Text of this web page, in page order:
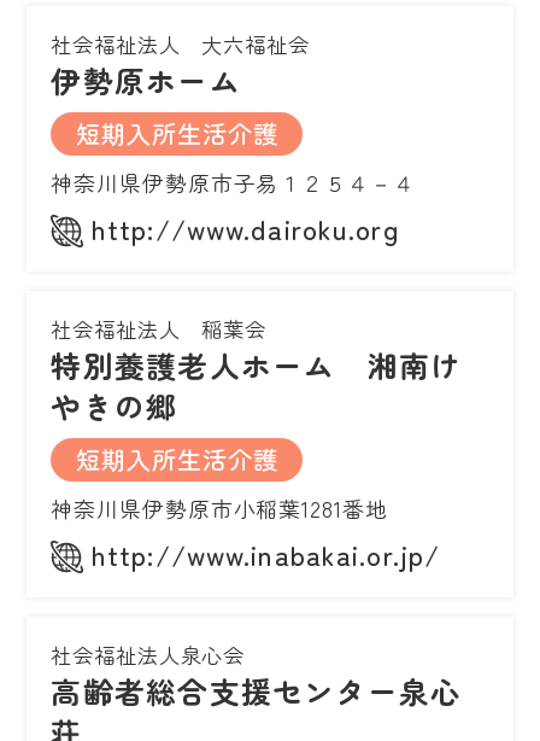
社会福祉法人 大六福祉会
伊勢原ホーム
短期入所生活介護
神奈川県伊勢原市子易１２５４－４
http://www.dairoku.org
社会福祉法人 稲葉会
特別養護老人ホーム 湘南け
やきの郷
短期入所生活介護
神奈川県伊勢原市小稲葉1281番地
http://www.inabakai.or.jp/
社会福祉法人泉心会
高齢者総合支援センター泉心
荘